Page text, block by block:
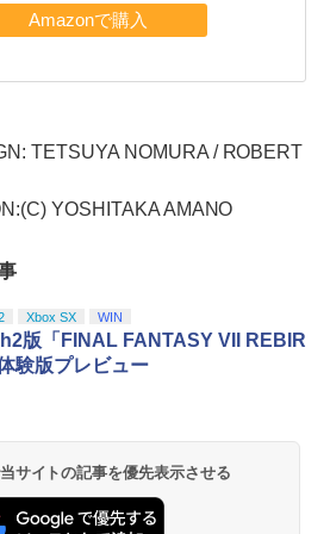
TETSUYA NOMURA / ROBERT
YOSHITAKA AMANO
Xbox SX WIN
版「FINAL FANTASY VII REBIR
験版プレビュー
サイトの記事を優先表示させる